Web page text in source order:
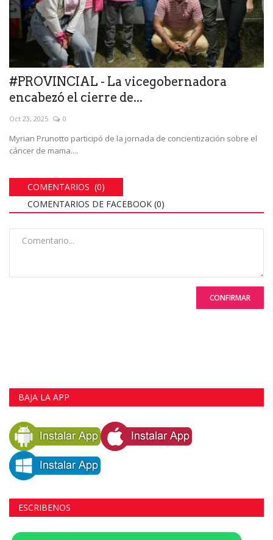
#PROVINCIAL - La vicegobernadora
encabezó el cierre de...
Oct 23, 2025 0
Myrian Prunotto participó de la jornada de concientización sobre el
cáncer de mama....
COMENTARIOS (0)
COMENTARIOS DE FACEBOOK (0)
CONFIRMAR
BAJA LA APP
ESCRIBENOS